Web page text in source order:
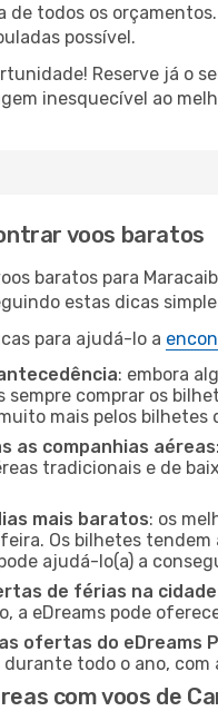
de todos os
possível.
Reserve já o
inesquecível ao
voos baratos
baratos para
estas dicas
para ajudá-lo a
: embora
sempre comprar os
mais pelos bilhetes
as companhias aéreas
tradicionais e de
mais baratos: os
Os bilhetes tendem
ajudá-lo(a) a
de férias na cidade
a eDreams pode
ofertas do eDreams
todo o ano,
com voos de